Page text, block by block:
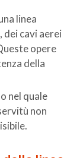
linea
dei cavi aerei
opere
della
nel quale
non